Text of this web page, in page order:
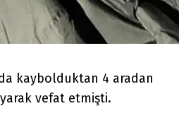
kaybolduktan 4 aradan
vefat etmişti.